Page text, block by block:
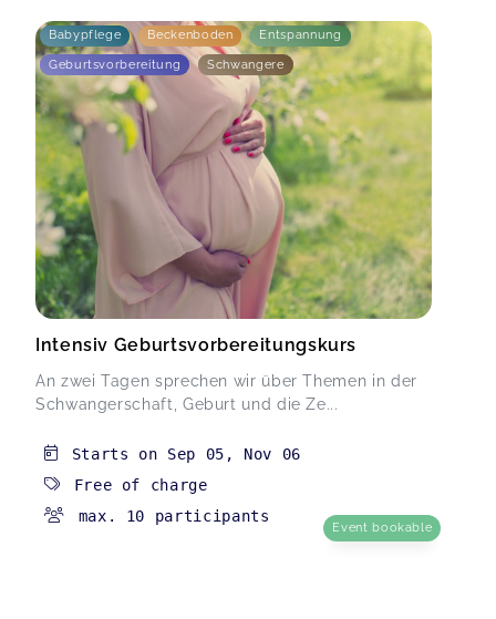
Babypflege Beckenboden Entspannung
Geburtsvorbereitung Schwangere
Intensiv Geburtsvorbereitungskurs
An zwei Tagen sprechen wir über Themen in der
Schwangerschaft, Geburt und die Ze...
Starts on Sep 05 , Nov 06
Free of charge
max. 10 participants
Event bookable